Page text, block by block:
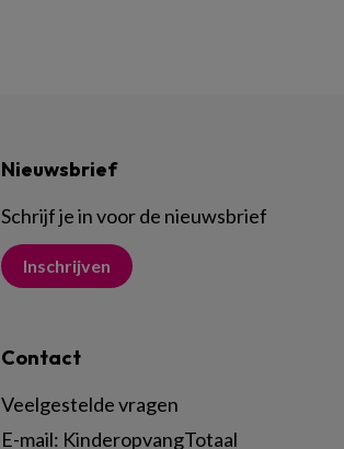
Nieuwsbrief
Schrijf je in voor de nieuwsbrief
Inschrijven
Contact
Veelgestelde vragen
E-mail: KinderopvangTotaal